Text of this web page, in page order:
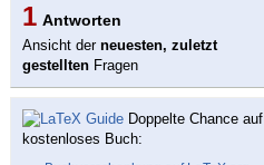
1 Antworten
Ansicht der neuesten, zuletzt
gestellten Fragen
Doppelte Chance auf
kostenloses Buch: